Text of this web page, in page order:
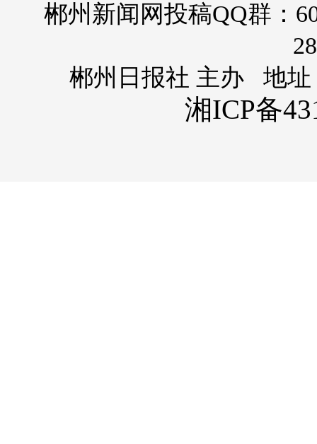
郴州新闻网投稿QQ群：
郴州日报社 主办 地址
湘ICP备